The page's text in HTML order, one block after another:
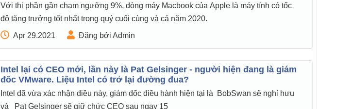
Với thị phần gần chạm ngưỡng 9%, dòng máy Macbook của Apple là máy tính có tốc
độ tăng trưởng tốt nhất trong quý cuối cùng và cả năm 2020.
Apr 29.2021 Đăng bởi Admin
Intel lại có CEO mới, lần này là Pat Gelsinger - người hiện đang là giám
đốc VMware. Liệu Intel có trở lại đường đua?
Intel đã vừa xác nhận điều này, giám đốc điều hành hiện tại là BobSwan sẽ nghỉ hưu
và Pat Gelsinger sẽ giữ chức CEO sau ngay 15